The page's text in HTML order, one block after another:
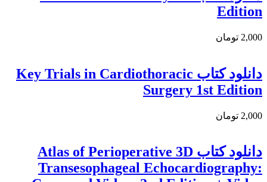
Edition
2,000 تومان
دانلود كتاب Key Trials in Cardiothoracic
Surgery 1st Edition
2,000 تومان
دانلود کتاب Atlas of Perioperative 3D
Transesophageal Echocardiography: